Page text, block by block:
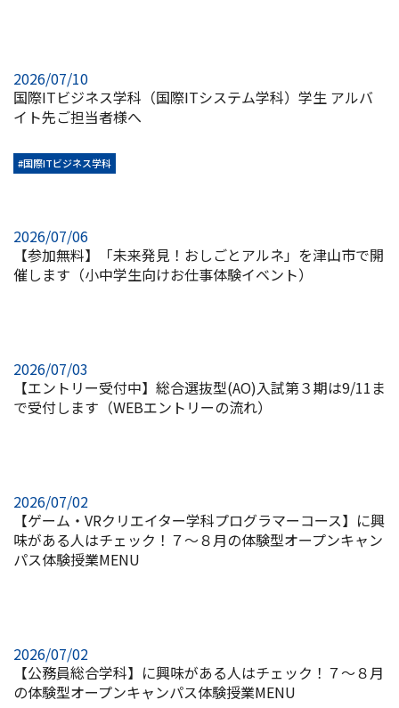
2026/07/10
国際ITビジネス学科（国際ITシステム学科）学生 アルバ
イト先ご担当者様へ
#国際ITビジネス学科
2026/07/06
【参加無料】「未来発見！おしごとアルネ」を津山市で開
催します（小中学生向けお仕事体験イベント）
2026/07/03
【エントリー受付中】総合選抜型(AO)入試第３期は9/11ま
で受付します（WEBエントリーの流れ）
2026/07/02
【ゲーム・VRクリエイター学科プログラマーコース】に興
味がある人はチェック！７～８月の体験型オープンキャン
パス体験授業MENU
2026/07/02
【公務員総合学科】に興味がある人はチェック！７～８月
の体験型オープンキャンパス体験授業MENU